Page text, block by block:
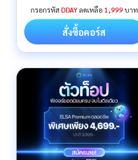
กรอกรหัส DDAYลดเหลือ 1,999บาท
สั่งซื้อคอร์ส